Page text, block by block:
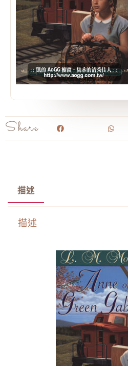
Share
描述
描述